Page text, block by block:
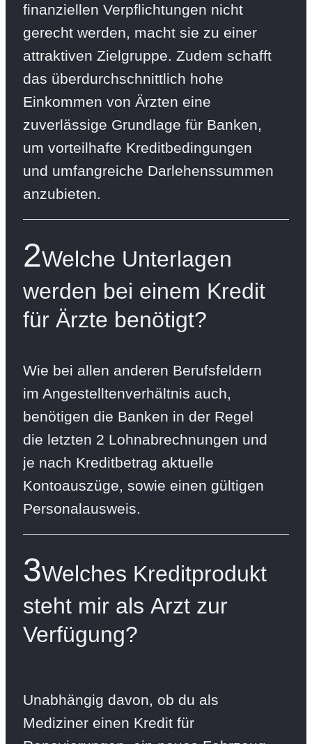
finanziellen Verpflichtungen nicht
gerecht werden, macht sie zu einer
attraktiven Zielgruppe. Zudem schafft
das überdurchschnittlich hohe
Einkommen von Ärzten eine
zuverlässige Grundlage für Banken,
um vorteilhafte Kreditbedingungen
und umfangreiche Darlehenssummen
anzubieten.
2Welche Unterlagen
werden bei einem Kredit
für Ärzte benötigt?
Wie bei allen anderen Berufsfeldern
im Angestelltenverhältnis auch,
benötigen die Banken in der Regel
die letzten 2 Lohnabrechnungen und
je nach Kreditbetrag aktuelle
Kontoauszüge, sowie einen gültigen
Personalausweis.
3Welches Kreditprodukt
steht mir als Arzt zur
Verfügung?
Unabhängig davon, ob du als
Mediziner einen Kredit für